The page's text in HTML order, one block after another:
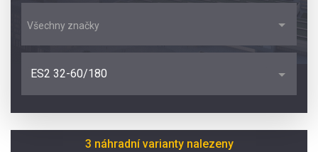
Všechny značky
ES2 32-60/180
3 náhradní varianty nalezeny